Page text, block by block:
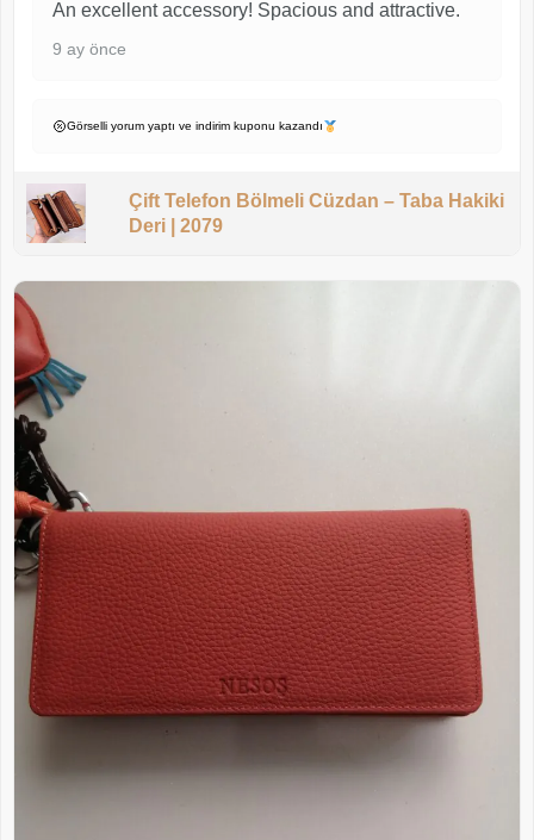
An excellent accessory! Spacious and attractive.
9 ay önce
Görselli yorum yaptı ve indirim kuponu kazandı
Çift Telefon Bölmeli Cüzdan – Taba Hakiki
Deri | 2079